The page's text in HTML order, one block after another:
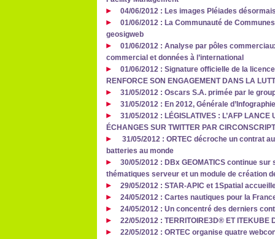
04/06/2012 : Les images Pléiades
01/06/2012 : La Communauté de
geosigweb
01/06/2012 : Analyse par pôles
commercial et données à l’international
01/06/2012 : Signature officielle de la
RENFORCE SON ENGAGEMENT DANS LA
31/05/2012 : Oscars S.A. primée par le
31/05/2012 : En 2012, Générale
31/05/2012 : LÉGISLATIVES : L’AFP
ÉCHANGES SUR TWITTER PAR
31/05/2012 : ORTEC décroche un contrat
batteries au monde
30/05/2012 : DBx GEOMATICS continue
thématiques serveur et un module de création
29/05/2012 : STAR-APIC et 1Spatial
24/05/2012 : Cartes nautiques pour la
24/05/2012 : Un concentré des derniers
22/05/2012 : TERRITOIRE3D® ET ITEKUBE
22/05/2012 : ORTEC organise quatre